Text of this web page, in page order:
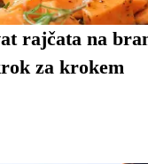
rajčata na
za krokem